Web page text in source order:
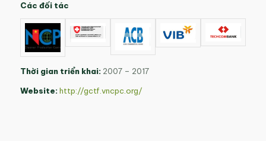
Các đối tác
Thời gian triển khai: 2007 – 2017
Website: http://gctf.vncpc.org/